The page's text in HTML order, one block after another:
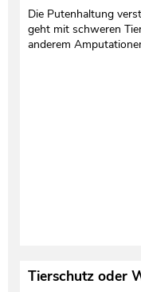
Die Putenhaltung
geht mit schweren
anderem
Tierschutz oder